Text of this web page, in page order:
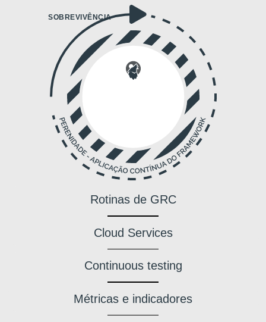
SOBREVIVÊNCIA
Rotinas de GRC
Cloud Services
Continuous testing
Métricas e indicadores